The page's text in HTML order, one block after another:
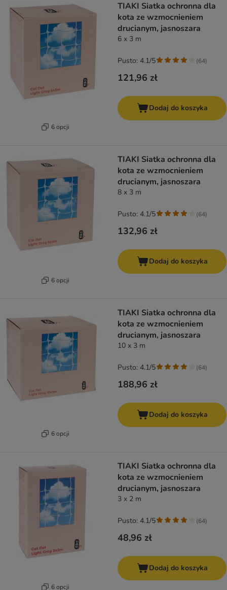
6 opcji
TIAKI Siatka ochronna dla
kota ze wzmocnieniem
drucianym, jasnoszara
6 x 3 m
121,96 zł
Pusto: 4.1/5 (64)
Dodaj do koszyka
6 opcji
TIAKI Siatka ochronna dla
kota ze wzmocnieniem
drucianym, jasnoszara
8 x 3 m
132,96 zł
Pusto: 4.1/5 (64)
Dodaj do koszyka
6 opcji
TIAKI Siatka ochronna dla
kota ze wzmocnieniem
drucianym, jasnoszara
10 x 3 m
188,96 zł
Pusto: 4.1/5 (64)
Dodaj do koszyka
6 opcji
TIAKI Siatka ochronna dla
kota ze wzmocnieniem
drucianym, jasnoszara
3 x 2 m
48,96 zł
Pusto: 4.1/5 (64)
Dodaj do koszyka